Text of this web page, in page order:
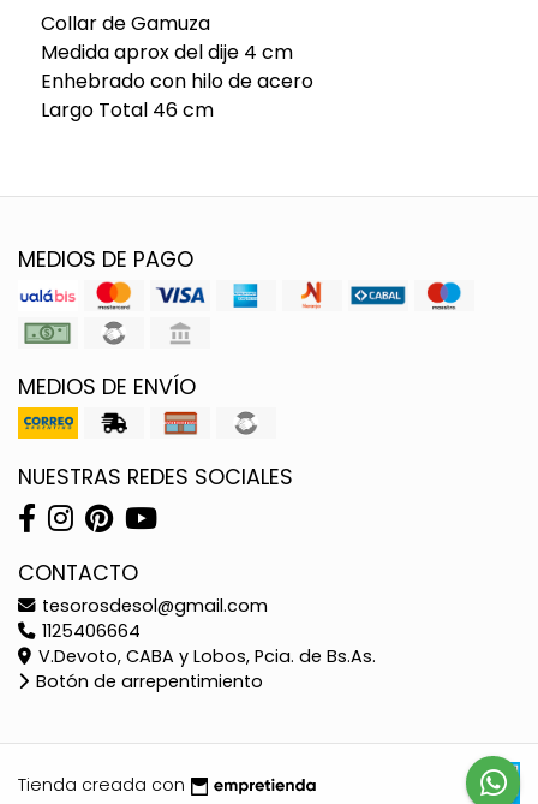
Collar de Gamuza
Medida aprox del dije 4 cm
Enhebrado con hilo de acero
Largo Total 46 cm
MEDIOS DE PAGO
MEDIOS DE ENVÍO
NUESTRAS REDES SOCIALES
CONTACTO
tesorosdesol@gmail.com
1125406664
V.Devoto, CABA y Lobos, Pcia. de Bs.As.
Botón de arrepentimiento
Tienda creada con